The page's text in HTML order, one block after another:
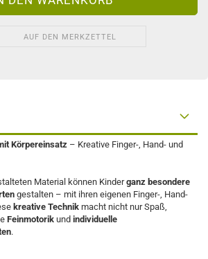
AUF DEN MERKZETTEL
Körpereinsatz – Kreative Finger-, Hand- und
Material können Kinderganz besondere
gestalten – mit ihren eigenen Finger-, Hand-
kreative Technik macht nicht nur Spaß,
Feinmotorik und individuelle
.